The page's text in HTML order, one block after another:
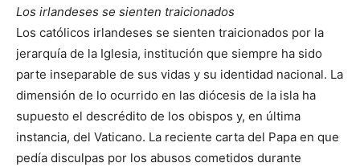
Los irlandeses se sienten traicionados
Los católicos irlandeses se sienten traicionados por la
jerarquía de la Iglesia, institución que siempre ha sido
parte inseparable de sus vidas y su identidad nacional. La
dimensión de lo ocurrido en las diócesis de la isla ha
supuesto el descrédito de los obispos y, en última
instancia, del Vaticano. La reciente carta del Papa en que
pedía disculpas por los abusos cometidos durante